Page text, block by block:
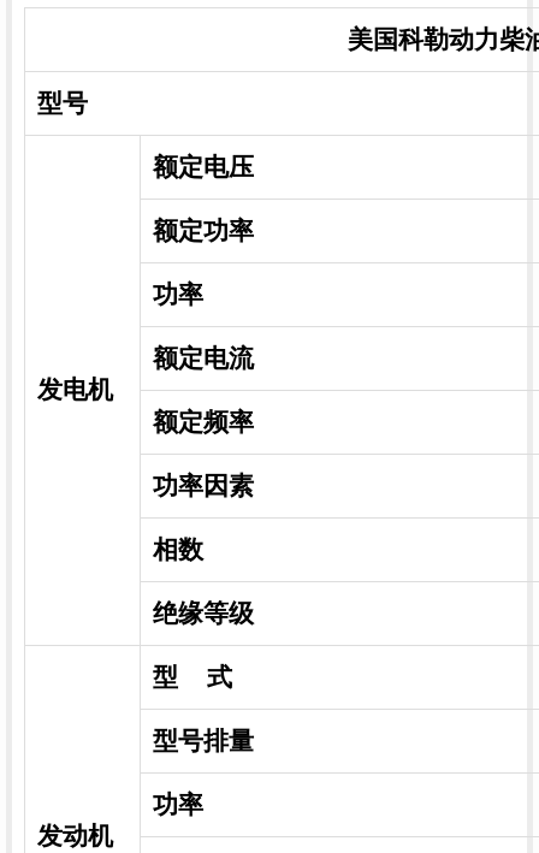
美国科勒动力柴
型号
发电机
额定电压
额定功率
功率
额定电流
额定频率
功率因素
相数
绝缘等级
发动机
型 式
型号排量
功率